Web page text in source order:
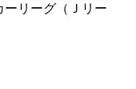
リーグ（Ｊリー